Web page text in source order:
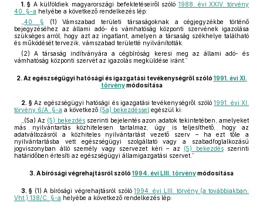
1. § A külföldiek magyarországi befektetéseiről szóló 1988. évi XXIV. törvény
40. §-a helyébe a következő rendelkezés lép:
40. § (1) Vámszabad területi társaságoknak a cégjegyzékbe történő
bejegyzéséhez az állami adó- és vámhatóság központi szervének igazolása
szükséges arról, hogy azt az ingatlant, amelyen a társaság székhelye található
és működését tervezik, vámszabad területté nyilvánították.
(2) A társaság indítványára a cégbíróság keresi meg az állami adó- és
vámhatóság központi szervét az igazolás megküldése iránt.”
2. Az egészségügyi hatósági és igazgatási tevékenységről szóló 1991. évi XI.
törvénymódosítása
2. § Az egészségügyi hatósági és igazgatási tevékenységről szóló1991. évi XI.
törvény 6/A. §-a a következő (5a) bekezdéssel egészül ki:
„(5a) Az (5) bekezdésszerinti bejelentés azon adatok tekintetében, amelyeket
más nyilvántartás közhitelesen tartalmaz, úgy is teljesíthető, hogy az
adatváltozásról a közhiteles nyilvántartást vezető szerv – ha ezt tőle a
nyilvántartásba vett egészségügyi szolgáltató vagy a szabadfoglalkozású
jogviszonyban álló személy vagy szervezet kéri – az (5) bekezdésszerinti
határidőben értesíti az egészségügyi államigazgatási szervet.”
3. A bírósági végrehajtásról szóló 1994. évi LIII. törvénymódosítása
3. § (1) A bírósági végrehajtásról szóló1994. évi LIII. törvény (a továbbiakban:
Vht.) 138/C. §-a helyébe a következő rendelkezés lép: